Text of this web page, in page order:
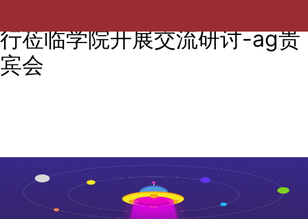
行莅临学院开展交流研讨-ag贵
宾会